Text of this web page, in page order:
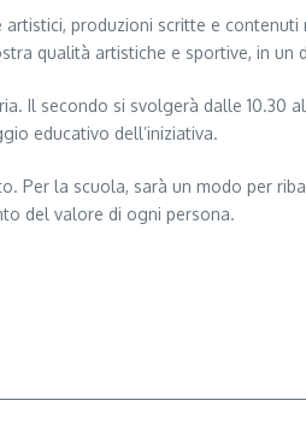
produzioni scritte e
qualità artistiche e sportive, in
Il secondo si svolgerà dalle 10.30
educativo dell’iniziativa.
Per la scuola, sarà un modo per
del valore di ogni persona.